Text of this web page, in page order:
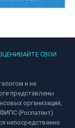
СВОИ
и не
представлены
организаций,
(Роспатент).
непосредственно